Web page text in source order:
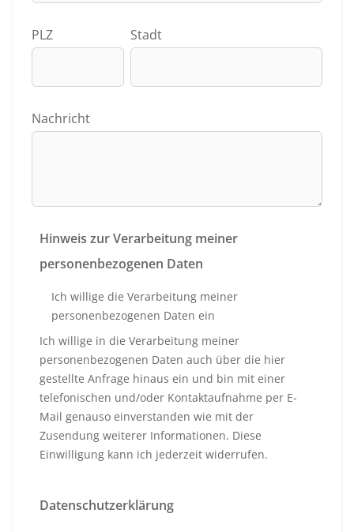
PLZ Stadt
Nachricht
Hinweis zur Verarbeitung meiner
personenbezogenen Daten
Ich willige die Verarbeitung meiner
personenbezogenen Daten ein
Ich willige in die Verarbeitung meiner
personenbezogenen Daten auch über die hier
gestellte Anfrage hinaus ein und bin mit einer
telefonischen und/oder Kontaktaufnahme per E-
Mail genauso einverstanden wie mit der
Zusendung weiterer Informationen. Diese
Einwilligung kann ich jederzeit widerrufen.
Datenschutzerklärung